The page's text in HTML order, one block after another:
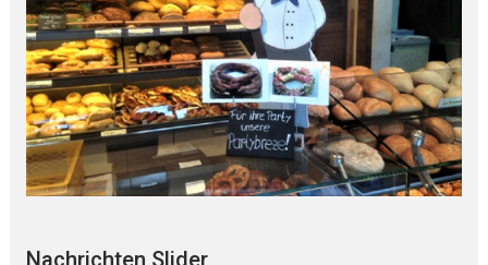
Nachrichten Slider